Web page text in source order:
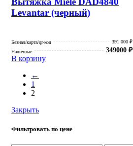
Закрыть
Фильтровать по цене
Levantar (черный)
Безнал/карта/qr-код
391 000 ₽
Наличные
349000 ₽
В корзину
←
1
2